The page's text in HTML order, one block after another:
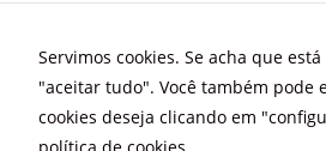
Servimos cookies. Se acha que
"aceitar tudo". Você também pode
cookies deseja clicando em